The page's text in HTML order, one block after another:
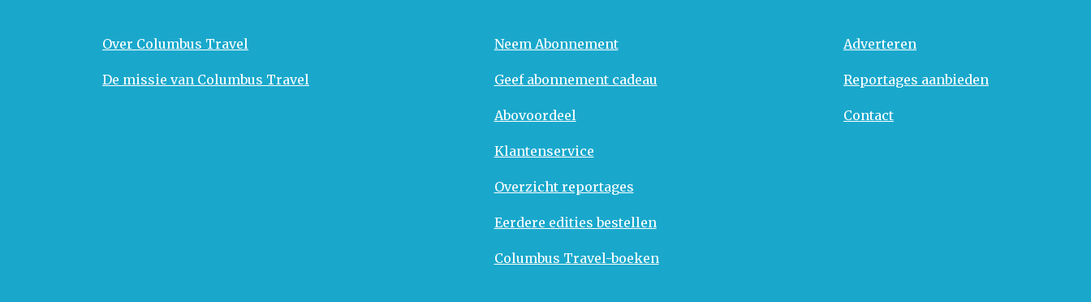
Over Columbus Travel
De missie van Columbus Travel
Neem Abonnement
Geef abonnement cadeau
Abovoordeel
Klantenservice
Overzicht reportages
Eerdere edities bestellen
Columbus Travel-boeken
Adverteren
Reportages aanbieden
Contact